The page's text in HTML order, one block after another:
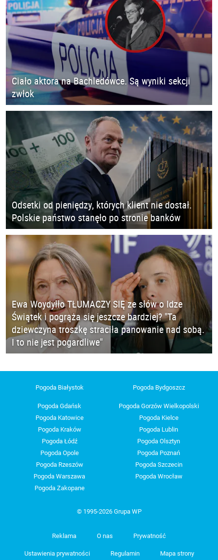
Ciało aktora na Bachledówce. Są wyniki sekcji
zwłok
Odsetki od pieniędzy, których klient nie dostał.
Polskie państwo stanęło po stronie banków
Ewa Woydyłło TŁUMACZY SIĘ ze słów o Idze
Świątek i pogrąża się jeszcze bardziej? "Ta
dziewczyna troszkę straciła panowanie nad sobą.
I to nie jest pogardliwe"
Pogoda Białystok Pogoda Bydgoszcz
Pogoda Gdańsk
Pogoda Gorzów Wielkopolski
Pogoda Katowice
Pogoda Kielce
Pogoda Kraków
Pogoda Lublin
Pogoda Łódź
Pogoda Olsztyn
Pogoda Opole
Pogoda Poznań
Pogoda Rzeszów
Pogoda Szczecin
Pogoda Warszawa
Pogoda Wrocław
Pogoda Zakopane
© 1995-2026 Grupa WP
Reklama O nas Prywatność
Ustawienia prywatności Regulamin Mapa strony